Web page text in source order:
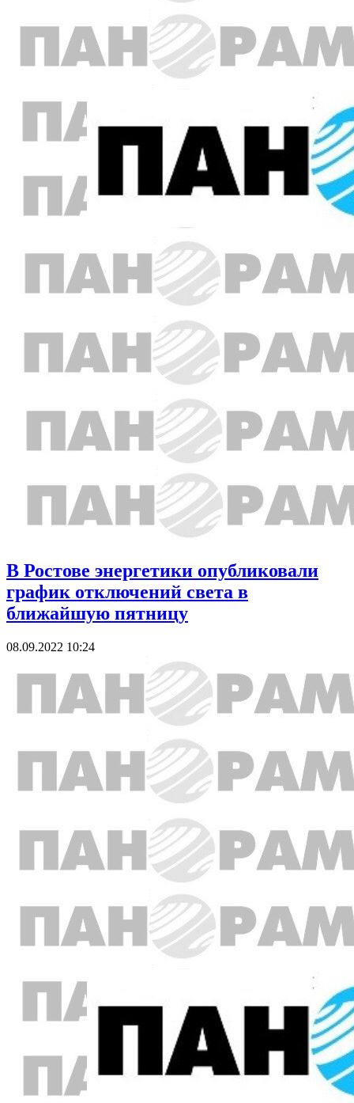
В Ростове энергетики опубликовали
график отключений света в
ближайшую пятницу
08.09.2022 10:24